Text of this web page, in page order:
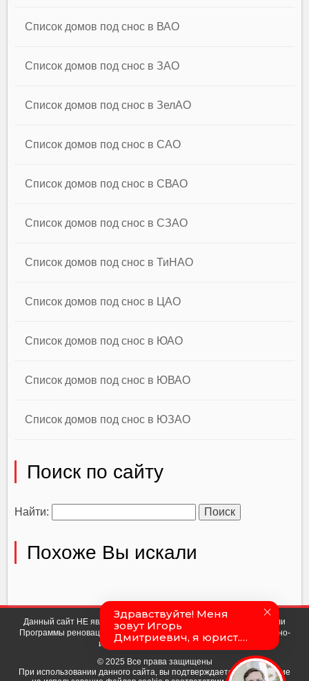
Список домов под снос в ВАО
Список домов под снос в ЗАО
Список домов под снос в ЗелАО
Список домов под снос в САО
Список домов под снос в СВАО
Список домов под снос в СЗАО
Список домов под снос в ТиНАО
Список домов под снос в ЦАО
Список домов под снос в ЮАО
Список домов под снос в ЮВАО
Список домов под снос в ЮЗАО
Поиск по сайту
Найти:
Похоже Вы искали
Данный сайт НЕ является официальным сайтом мэра Москвы или
Программы реновации. Сайт носит исключительно ознакомительно-
информационный характер.
© 2025 Все права защищены
При использовании данного сайта, вы подтверждаете свое согласие